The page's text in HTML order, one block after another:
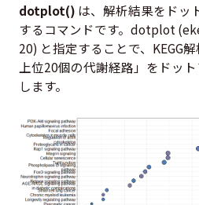
dotplot() は、解析結果をドッ
するコマンドです。dotplot
20) と指定することで、KEGG
上位20個の代謝経路」をドッ
します。